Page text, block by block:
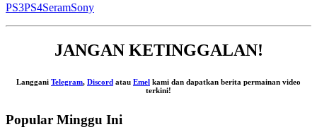
PS3PS4SeramSony
JANGAN KETINGGALAN!
Langgani Telegram, Discord atau Emel kami dan dapatkan berita permainan video
terkini!
Popular Minggu Ini